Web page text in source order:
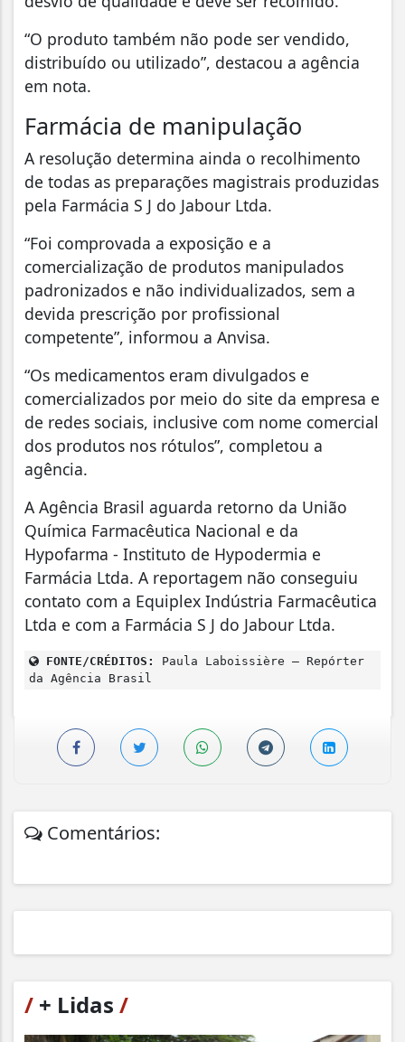
“O produto também não pode ser vendido,
distribuído ou utilizado”, destacou a agência
em nota.
Farmácia de manipulação
A resolução determina ainda o recolhimento
de todas as preparações magistrais produzidas
pela Farmácia S J do Jabour Ltda.
“Foi comprovada a exposição e a
comercialização de produtos manipulados
padronizados e não individualizados, sem a
devida prescrição por profissional
competente”, informou a Anvisa.
“Os medicamentos eram divulgados e
comercializados por meio do site da empresa e
de redes sociais, inclusive com nome comercial
dos produtos nos rótulos”, completou a
agência.
A Agência Brasil aguarda retorno da União
Química Farmacêutica Nacional e da
Hypofarma - Instituto de Hypodermia e
Farmácia Ltda. A reportagem não conseguiu
contato com a Equiplex Indústria Farmacêutica
Ltda e com a Farmácia S J do Jabour Ltda.
FONTE/CRÉDITOS:
Paula Laboissière – Repórter
da Agência Brasil
Comentários:
/ + Lidas /